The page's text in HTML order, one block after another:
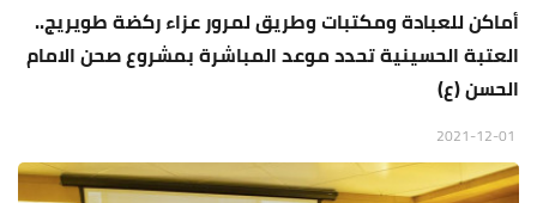
أماكن للعبادة ومكتبات وطريق لمرور عزاء ركضة طويريج..
العتبة الحسينية تحدد موعد المباشرة بمشروع صحن الامام
الحسن (ع)